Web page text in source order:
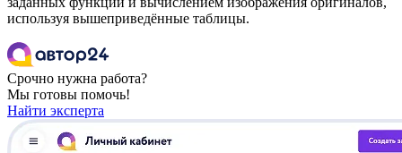
используя вышеприведённые таблицы.
Срочно нужна работа?
Мы готовы помочь!
Найти эксперта